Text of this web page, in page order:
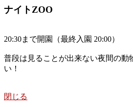
ナイトZOO
20:30まで開園（最終入園 20:00）
普段は見ることが出来ない夜間の動
い！
閉じる